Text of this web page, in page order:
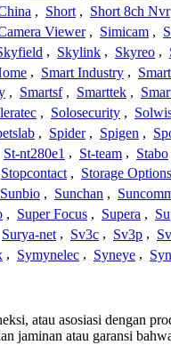
, Short , Short 8ch Nvr
Viewer , Simicam ,
, Skylink , Skyreo ,
, Smart Industry ,
, Smartsf , Smarttek ,
, Solosecurity ,
, Spider , Spigen ,
St-nt280e1 , St-team , Stabo
Stopcontact , Storage Options
Sunbio , Sunchan ,
, Super Focus , Supera ,
Surya-net , Sv3c , Sv3p ,
, Symynelec , Syneye ,
atau asosiasi dengan
jaminan atau garansi